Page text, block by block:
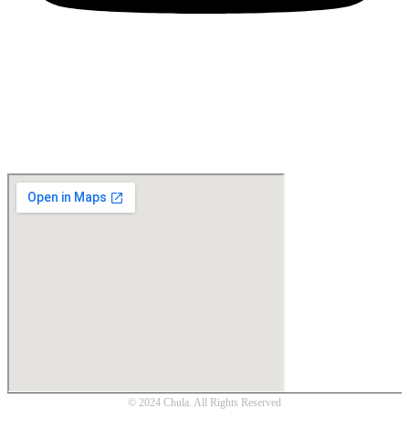
© 2024 Chula. All Rights Reserved